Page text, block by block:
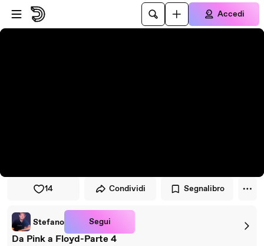
Vai al lettore
Passa al contenuto principale
Accedi
14 Condividi Segnalibro
Stefano Segui
Da Pink a Floyd-Parte 4